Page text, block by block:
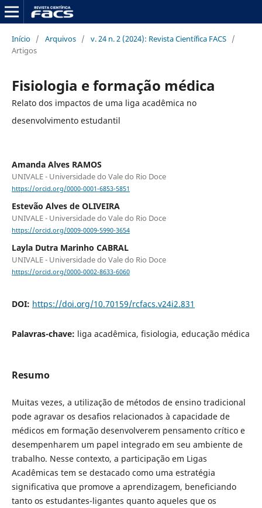
Início / Arquivos / v. 24 n. 2 (2024): Revista Científica FACS /
Artigos
Fisiologia e formação médica
Relato dos impactos de uma liga acadêmica no
desenvolvimento estudantil
Amanda Alves RAMOS
UNIVALE - Universidade do Vale do Rio Doce
https://orcid.org/0000-0001-6853-5851
Estevão Alves de OLIVEIRA
UNIVALE - Universidade do Vale do Rio Doce
https://orcid.org/0009-0009-5990-3654
Layla Dutra Marinho CABRAL
UNIVALE - Universidade do Vale do Rio Doce
https://orcid.org/0000-0002-8633-6060
DOI: https://doi.org/10.70159/rcfacs.v24i2.831
Palavras-chave: liga acadêmica, fisiologia, educação médica
Resumo
Muitas vezes, a utilização de métodos de ensino tradicional
pode agravar os desafios relacionados à capacidade de
médicos em formação desenvolverem pensamento crítico e
desempenharem um papel integrado em seu ambiente de
trabalho. Nesse contexto, a participação em Ligas
Acadêmicas tem se destacado como uma estratégia
significativa que promove a aprendizagem, beneficiando
tanto os estudantes-ligantes quanto aqueles que os